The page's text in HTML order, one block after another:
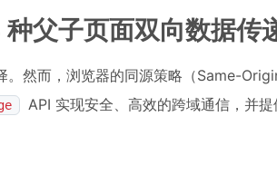
父子页面双向数据传
然而，浏览器的同源策略（Same-
API 实现安全、高效的跨域通信，并